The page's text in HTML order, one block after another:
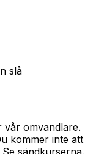
slå
omvandlare.
kommer inte att